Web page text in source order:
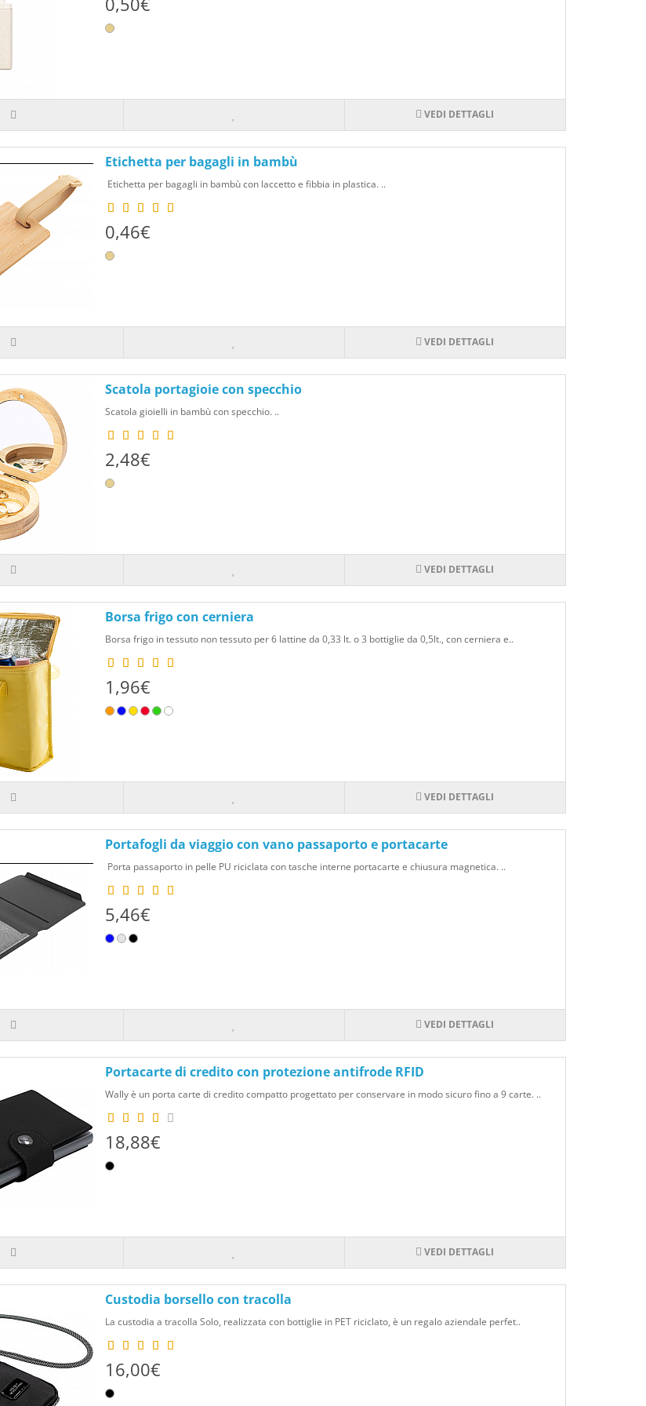
VEDI DETTAGLI
Etichetta per bagagli in bambù
Etichetta per bagagli in bambù con laccetto e fibbia in plastica. ..
0,46€
VEDI DETTAGLI
Scatola portagioie con specchio
Scatola gioielli in bambù con specchio. ..
2,48€
VEDI DETTAGLI
Borsa frigo con cerniera
Borsa frigo in tessuto non tessuto per 6 lattine da 0,33 lt. o 3 bottiglie da 0,5lt., con cerniera e..
1,96€
VEDI DETTAGLI
Portafogli da viaggio con vano passaporto e portacarte
Porta passaporto in pelle PU riciclata con tasche interne portacarte e chiusura magnetica. ..
5,46€
VEDI DETTAGLI
Portacarte di credito con protezione antifrode RFID
Wally è un porta carte di credito compatto progettato per conservare in modo sicuro fino a 9 carte. ..
18,88€
VEDI DETTAGLI
Custodia borsello con tracolla
La custodia a tracolla Solo, realizzata con bottiglie in PET riciclato, è un regalo aziendale perfet..
16,00€